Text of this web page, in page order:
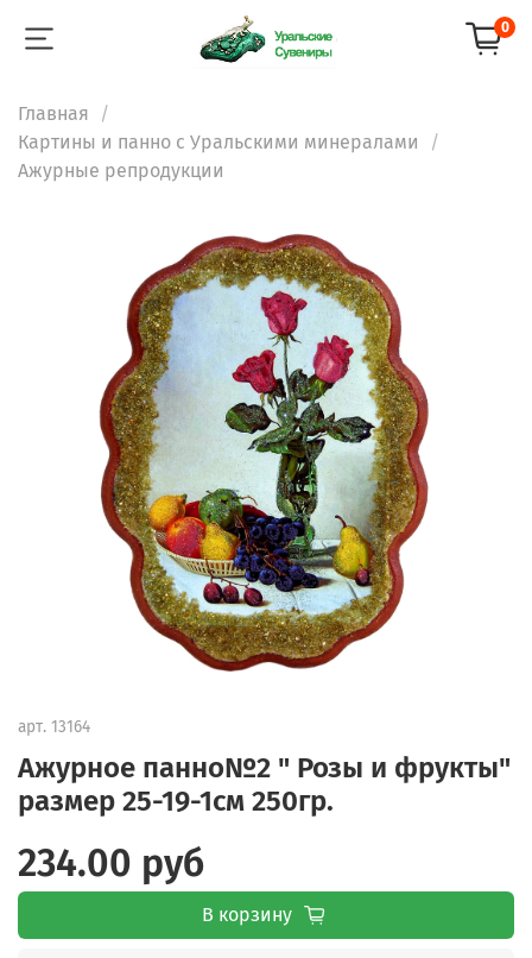
0
Главная
Картины и панно с Уральскими минералами
Ажурные репродукции
арт. 13164
Ажурное панно№2 " Розы и фрукты"
размер 25-19-1см 250гр.
234.00 руб
В корзину